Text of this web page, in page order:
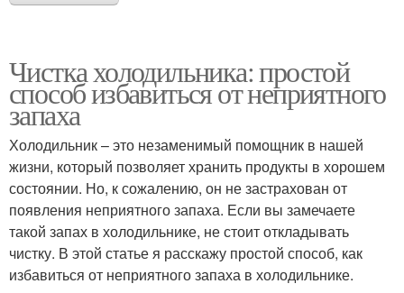
Чистка холодильника: простой
способ избавиться от неприятного
запаха
Холодильник – это незаменимый помощник в нашей
жизни, который позволяет хранить продукты в хорошем
состоянии. Но, к сожалению, он не застрахован от
появления неприятного запаха. Если вы замечаете
такой запах в холодильнике, не стоит откладывать
чистку. В этой статье я расскажу простой способ, как
избавиться от неприятного запаха в холодильнике.